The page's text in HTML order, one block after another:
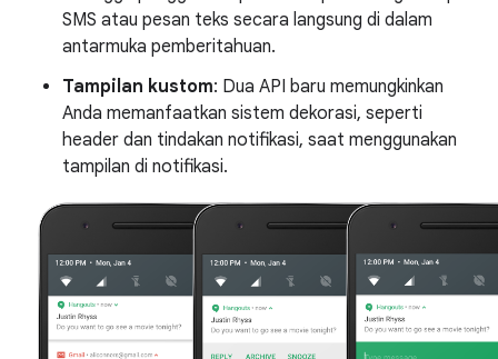
SMS atau pesan teks secara langsung di dalam
antarmuka pemberitahuan.
Tampilan kustom: Dua API baru memungkinkan
Anda memanfaatkan sistem dekorasi, seperti
header dan tindakan notifikasi, saat menggunakan
tampilan di notifikasi.